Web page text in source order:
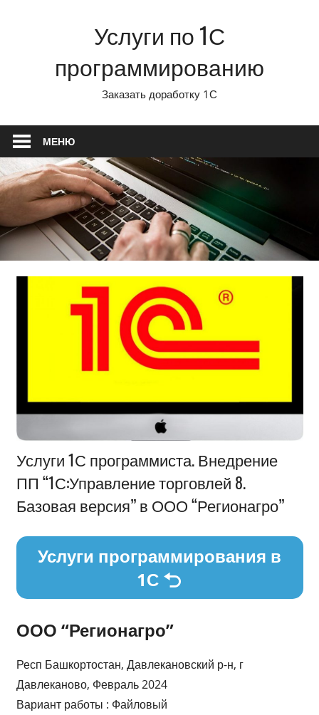
Услуги по 1С
программированию
Заказать доработку 1С
МЕНЮ
Информация
Услуги 1С программиста. Внедрение
ПП “1С:Управление торговлей 8.
Базовая версия” в ООО “Регионагро”
Услуги программирования в
1С
ООО “Регионагро”
Респ Башкортостан, Давлекановский р-н, г
Давлеканово, Февраль 2024
Вариант работы : Файловый